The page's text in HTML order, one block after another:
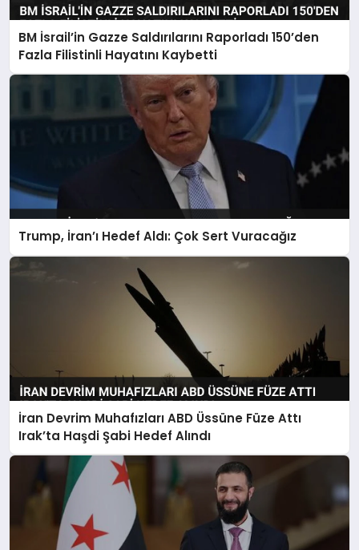
BM İsrail’in Gazze Saldırılarını Raporladı 150’den
Fazla Filistinli Hayatını Kaybetti
Trump, İran’ı Hedef Aldı: Çok Sert Vuracağız
İran Devrim Muhafızları ABD Üssüne Füze Attı
Irak’ta Haşdi Şabi Hedef Alındı